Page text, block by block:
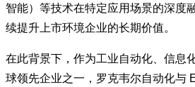
智能）等技术在特定应用场景的深度
续提升上市环境企业的长期价值。
在此背景下，作为工业自动化、信息
球领先企业之一，罗克韦尔自动化与